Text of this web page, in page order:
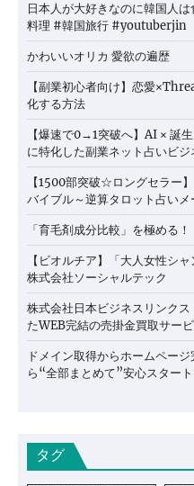
日本人が大好きなのに韓国人
料理 #韓国旅行 #youtuberjin
かわいいオリカ 愛欲の遍歴
【副業初心者向け】恋愛
化する方法
【爆速で0→1突破へ】AI × 誕
に特化した副業ネット占いビジ
【1500部突破☆ロングセラー
バイブル～逆算タロット占いメ
「育毛剤成分比較」を極める！
【ビオルチア】「大人女性シ
株式会社ソーシャルテック
株式会社日本ビジネスリンク
たWEB完結の売掛金買取サー
ドメイン取得からホームペー
ら“全部まとめて”安心スタート
タグ